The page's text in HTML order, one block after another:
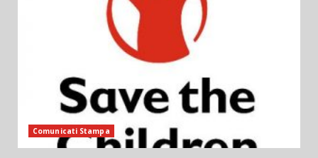
Comunicati Stampa